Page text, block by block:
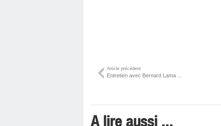
Article précédent
Entretien avec Bernard Lama ...
A lire aussi ...